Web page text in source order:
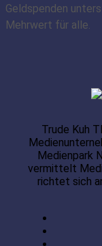
Geldspenden
Mehrwert für alle.
Trude Kuh
Medienpark
vermittelt
richtet sich